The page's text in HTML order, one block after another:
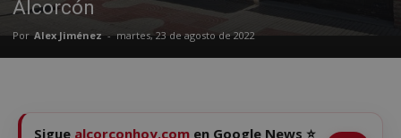
Alcorcón
Por Alex Jiménez - martes, 23 de agosto de 2022
Sigue alcorconhoy.com en Google News ⭐